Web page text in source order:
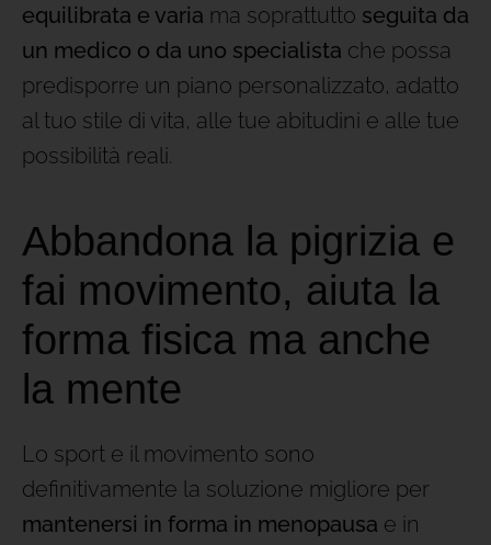
equilibrata e varia ma soprattutto seguita da
un medico o da uno specialista che possa
predisporre un piano personalizzato, adatto
al tuo stile di vita, alle tue abitudini e alle tue
possibilità reali.
Abbandona la pigrizia e
fai movimento, aiuta la
forma fisica ma anche
la mente
Lo sport e il movimento sono
definitivamente la soluzione migliore per
mantenersi in forma in menopausa e in